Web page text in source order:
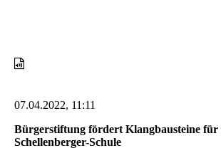
07.04.2022, 11:11
Bürgerstiftung fördert Klangbausteine für
Schellenberger-Schule